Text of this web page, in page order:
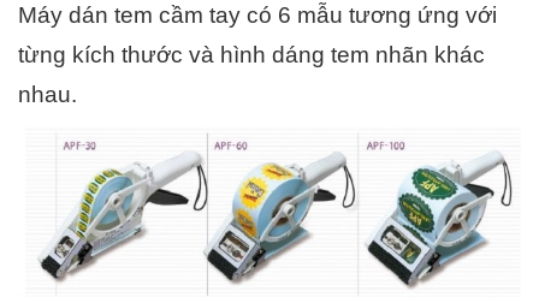
Máy dán tem cầm tay có 6 mẫu tương ứng với
từng kích thước và hình dáng tem nhãn khác
nhau.